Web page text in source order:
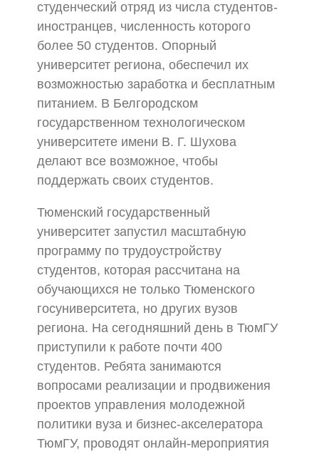
студенческий отряд из числа студентов-
иностранцев, численность которого
более 50 студентов. Опорный
университет региона, обеспечил их
возможностью заработка и бесплатным
питанием. В Белгородском
государственном технологическом
университете имени В. Г. Шухова
делают все возможное, чтобы
поддержать своих студентов.
Тюменский государственный
университет запустил масштабную
программу по трудоустройству
студентов, которая рассчитана на
обучающихся не только Тюменского
госуниверситета, но других вузов
региона. На сегодняшний день в ТюмГУ
приступили к работе почти 400
студентов. Ребята занимаются
вопросами реализации и продвижения
проектов управления молодежной
политики вуза и бизнес-акселератора
ТюмГУ, проводят онлайн-мероприятия